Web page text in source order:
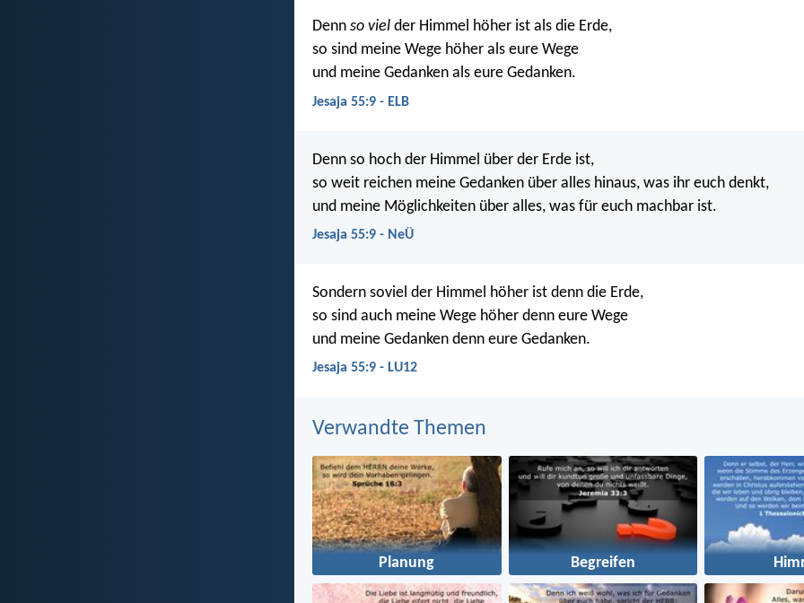
Denn so viel der Himmel höher ist als die Erde,
so sind meine Wege höher als eure Wege
und meine Gedanken als eure Gedanken.
Jesaja 55:9 - ELB
Denn so hoch der Himmel über der Erde ist,
so weit reichen meine Gedanken über alles hinaus, was ihr euch denkt,
und meine Möglichkeiten über alles, was für euch machbar ist.
Jesaja 55:9 - NeÜ
Sondern soviel der Himmel höher ist denn die Erde,
so sind auch meine Wege höher denn eure Wege
und meine Gedanken denn eure Gedanken.
Jesaja 55:9 - LU12
Verwandte Themen
Planung Begreifen